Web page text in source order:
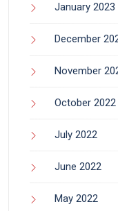
January 2023
December
November
October 2022
July 2022
June 2022
May 2022